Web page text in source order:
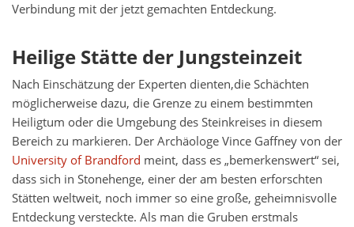
Verbindung mit der jetzt gemachten Entdeckung.
Heilige Stätte der Jungsteinzeit
Nach Einschätzung der Experten dienten,die Schächten
möglicherweise dazu, die Grenze zu einem bestimmten
Heiligtum oder die Umgebung des Steinkreises in diesem
Bereich zu markieren. Der Archäologe Vince Gaffney von der
University of Brandford meint, dass es „bemerkenswert“ sei,
dass sich in Stonehenge, einer der am besten erforschten
Stätten weltweit, noch immer so eine große, geheimnisvolle
Entdeckung versteckte. Als man die Gruben erstmals